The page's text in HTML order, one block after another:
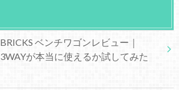
BRICKS ベンチワゴンレビュー｜
3WAYが本当に使えるか試してみた